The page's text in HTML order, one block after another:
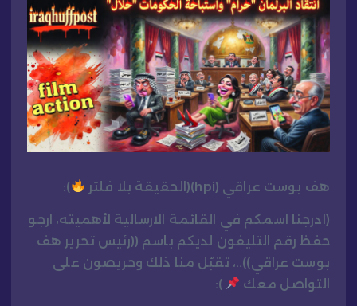
هف بوست عراقي (hpi)(الحقيقة بلا فلتر ):
(ادرجنا اسمكم في القائمة الارسالية لأهميته، ارجو
حفظ رقم التليفون لديكم باسم ((رئيس تحرير هف
بوست عراقي))..، تقبّل منا ذلك وحريصون على
التواصل معك
):